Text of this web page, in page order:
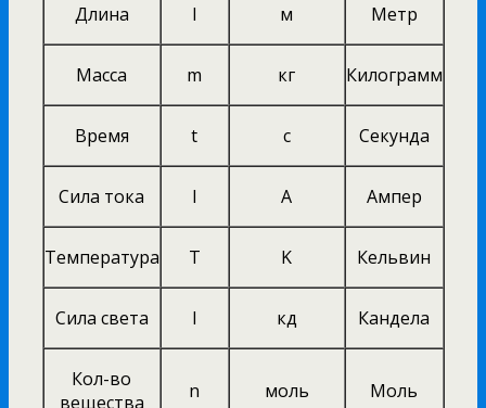
Длина l м Метр
Масса m кг Килограмм
Время t c Секунда
Сила тока I А Ампер
Температура T K Кельвин
Сила света l кд Кандела
Кол-во
вещества
n моль Моль